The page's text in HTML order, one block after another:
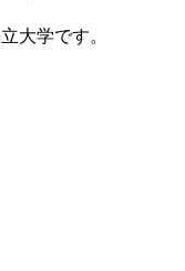
大学です。